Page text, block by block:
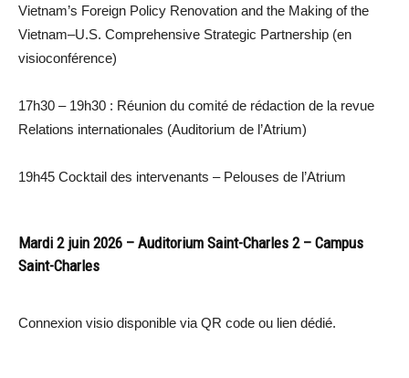
Vietnam’s Foreign Policy Renovation and the Making of the
Vietnam–U.S. Comprehensive Strategic Partnership (en
visioconférence)
17h30 – 19h30 : Réunion du comité de rédaction de la revue
Relations internationales (Auditorium de l’Atrium)
19h45 Cocktail des intervenants – Pelouses de l’Atrium
Mardi 2 juin 2026 – Auditorium Saint-Charles 2 – Campus
Saint-Charles
Connexion visio disponible via QR code ou lien dédié.